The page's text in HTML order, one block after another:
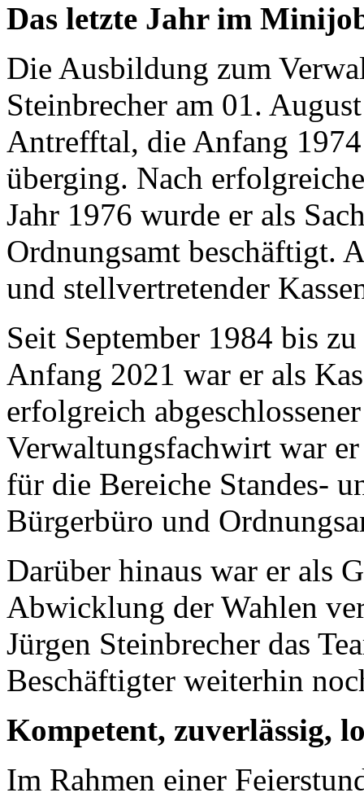
Das letzte Jahr im
Die Ausbildung zum
Steinbrecher am 01.
Antrefftal, die Anfang
überging. Nach
Jahr 1976 wurde er als
Ordnungsamt beschäftigt.
und stellvertretender
Seit September 1984 bis
Anfang 2021 war er als
erfolgreich
Verwaltungsfachwirt war
für die Bereiche Standes-
Bürgerbüro und
Darüber hinaus war er als
Abwicklung der Wahlen
Jürgen Steinbrecher das
Beschäftigter weiterhin
Kompetent, zuverlässig,
Im Rahmen einer